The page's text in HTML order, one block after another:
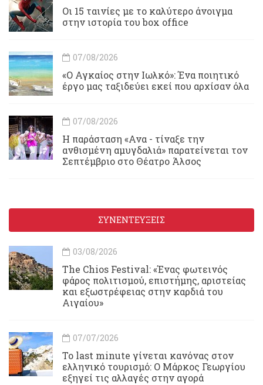
Οι 15 ταινίες με το καλύτερο άνοιγμα
στην ιστορία του box office
07/08/2026
«Ο Αγκαίος στην Ιωλκό»: Ένα ποιητικό
έργο μας ταξιδεύει εκεί που αρχίσαν όλα
07/08/2026
Η παράσταση «Ανα - τίναξε την
ανθισμένη αμυγδαλιά» παρατείνεται τον
Σεπτέμβριο στο Θέατρο Άλσος
ΣΥΝΕΝΤΕΥΞΕΙΣ
03/08/2026
Τhe Chios Festival: «Ένας φωτεινός
φάρος πολιτισμού, επιστήμης, αριστείας
και εξωστρέφειας στην καρδιά του
Αιγαίου»
07/07/2026
Το last minute γίνεται κανόνας στον
ελληνικό τουρισμό: Ο Μάρκος Γεωργίου
εξηγεί τις αλλαγές στην αγορά